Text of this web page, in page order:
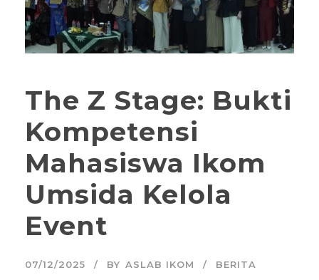
The Z Stage: Bukti
Kompetensi
Mahasiswa Ikom
Umsida Kelola
Event
07/12/2025 BY ASLAB IKOM BERITA